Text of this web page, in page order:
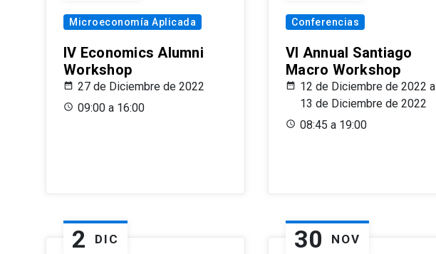
Microeconomía Aplicada
IV Economics Alumni
Workshop
27 de Diciembre de 2022
09:00 a 16:00
Conferencias
VI Annual Santiago
Macro Workshop
12 de Diciembre de 2022 a
13 de Diciembre de 2022
08:45 a 19:00
2 DIC 30 NOV